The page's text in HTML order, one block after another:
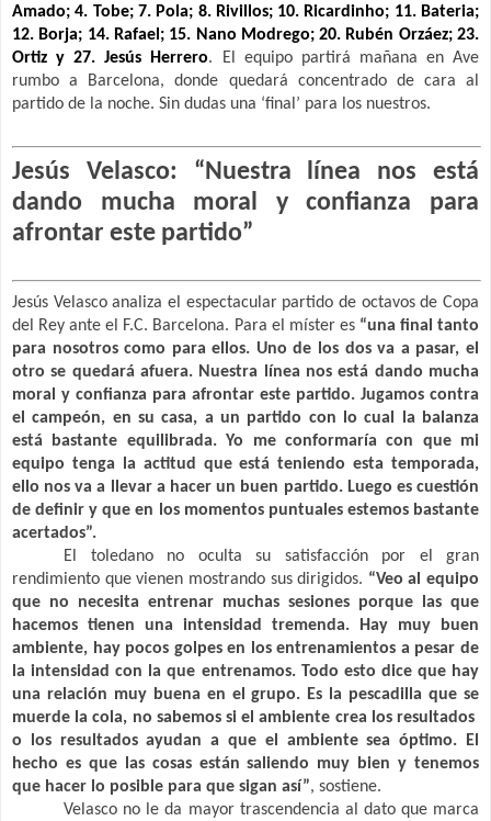
Amado; 4. Tobe; 7. Pola; 8. Rivillos; 10. Ricardinho; 11. Bateria;
12. Borja; 14. Rafael; 15. Nano Modrego; 20. Rubén Orzáez; 23.
Ortiz y 27. Jesús Herrero. El equipo partirá mañana en Ave
rumboa Barcelona, donde quedará concentrado de cara al
partido de la noche. Sin dudas una ‘final’ para los nuestros.
Jesús Velasco: “Nuestra línea nos está
dando mucha moral y confianza para
afrontar este partido”
Jesús Velascoanaliza el espectacular partido de octavos de Copa
del
Rey ante el F.C. Barcelona. Para el míster es “una final tanto
para nosotros como para ellos. Uno de los dos va a pasar, el
otro se quedará afuera. Nuestra línea nos está dando mucha
moral y confianza para afrontar este partido. Jugamos contra
el campeón, en su casa, a un partido con lo cual la balanza
está bastante equilibrada. Yo me conformaría con que mi
equipo tenga la actitud que está teniendo esta temporada,
ello nos va a llevar a hacer un buen partido. Luego es cuestión
de definir y que en los momentos puntuales estemos bastante
acertados”.
El toledano no oculta su satisfacción por el gran
rendimiento que vienen mostrando sus dirigidos. “Veo al equipo
que no necesita entrenar muchas sesiones porque las que
hacemos tienen una intensidad tremenda. Hay muy buen
ambiente, hay pocos golpes en los entrenamientos a pesar de
la intensidad con la que entrenamos. Todo esto dice que hay
una relación muy buena en el grupo. Es la pescadilla que se
muerde la cola, no sabemos si el ambiente crea los resultados
o los resultados ayudan a que el ambiente sea óptimo. El
hecho es que las cosas están saliendo muy bien y tenemos
que hacer lo posible para que sigan así”, sostiene.
Velasco no le da mayor trascendencia al dato que marca